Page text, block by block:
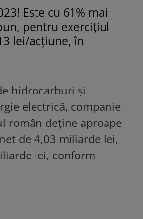
Este cu 61% mai
pentru exercițiul
lei/acțiune, în
hidrocarburi și
electrică, companie
român deține aproape
de 4,03 miliarde lei,
lei, conform